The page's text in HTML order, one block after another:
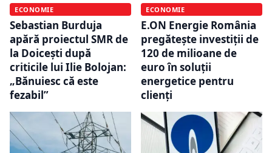
ECONOMIE
Sebastian Burduja
apără proiectul SMR de
la Doicești după
criticile lui Ilie Bolojan:
„Bănuiesc că este
fezabil”
ECONOMIE
E.ON Energie România
pregătește investiții de
120 de milioane de
euro în soluții
energetice pentru
clienți